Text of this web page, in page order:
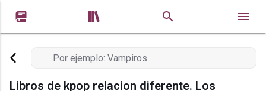
 
Libros de kpop relacion diferente. Los